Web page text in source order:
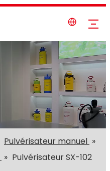
Pulvérisateur manuel »
» Pulvérisateur SX-102